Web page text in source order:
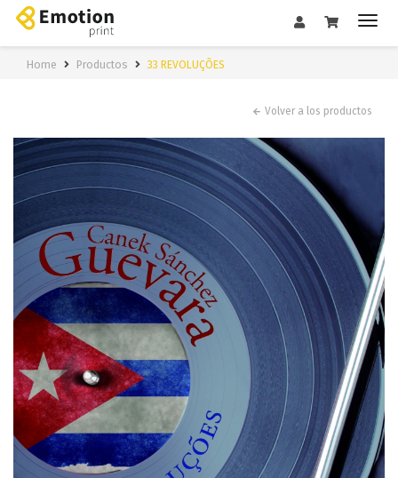
Home Productos 33 REVOLUÇÕES
Volver a los productos